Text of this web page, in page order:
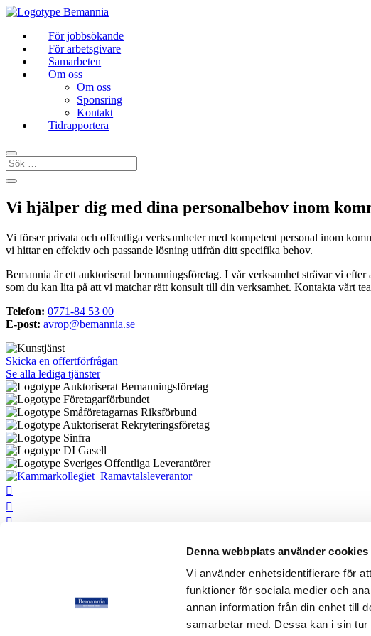
Denna webbplats använder cookies
Vi använder enhetsidentifierare för
funktioner för sociala medier och
annan information från din enhet till
samarbetar med. Dessa kan i sin
För jobbsökande
För arbetsgivare
Samarbeten
Om oss
Om oss
Sponsring
Kontakt
Tidrapportera
Vi hjälper dig med dina personalbehov inom
Vi förser privata och offentliga verksamheter med kompetent personal inom
vi hittar en effektiv och passande lösning utifrån ditt specifika behov.
Bemannia är ett auktoriserat bemanningsföretag. I vår verksamhet strävar vi
som du kan lita på att vi matchar rätt konsult till din verksamhet. Kontakta vårt
Telefon: 0771-84 53 00
E-post: avrop@bemannia.se
Skicka en offertförfrågan
Se alla lediga tjänster



Visselblåsning